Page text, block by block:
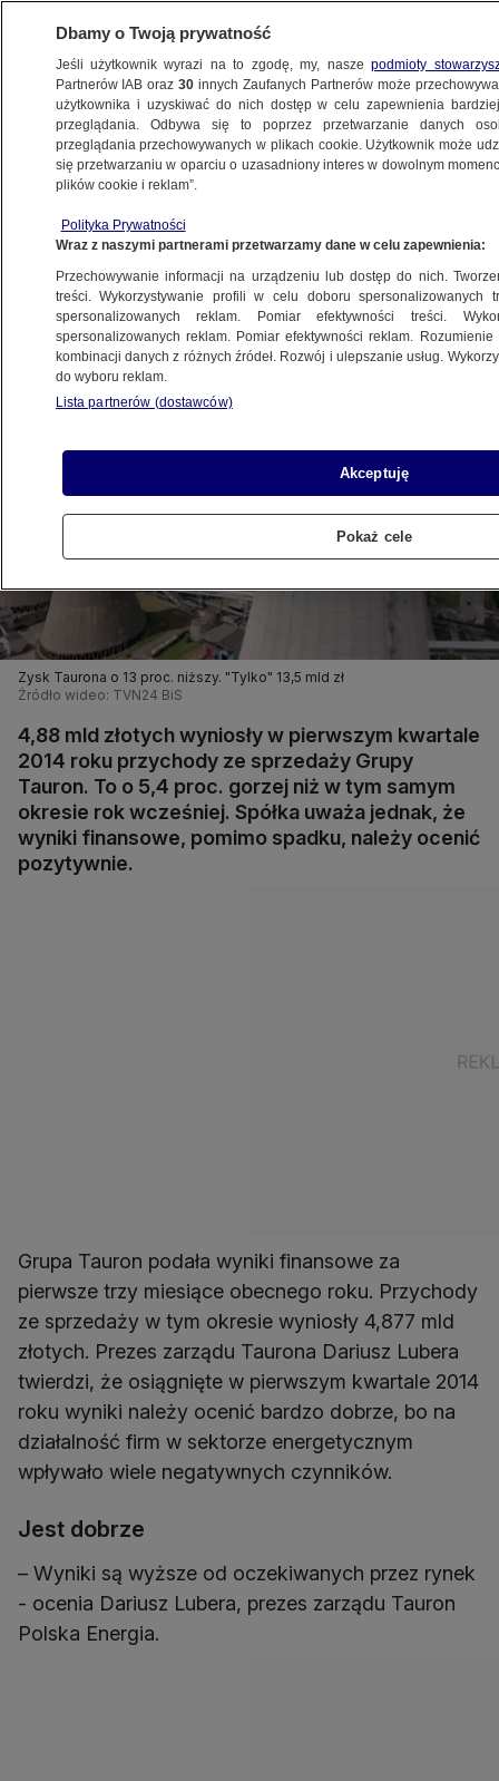
BIZNES
NAJNOWSZE
przychodu
14.05.2014, 08:44
Udostępnij
Zysk Taurona o 13 proc. niższy. "Tylko" 13,5 mld zł
Źródło wideo: TVN24 BiS
4,88 mld złotych wyniosły w pierwszym kwartale
2014 roku przychody ze sprzedaży Grupy
Tauron. To o 5,4 proc. gorzej niż w tym samym
okresie rok wcześniej. Spółka uważa jednak, że
wyniki finansowe, pomimo spadku, należy ocenić
pozytywnie.
Grupa Tauron podała wyniki finansowe za
pierwsze trzy miesiące obecnego roku. Przychody
ze sprzedaży w tym okresie wyniosły 4,877 mld
złotych. Prezes zarządu Taurona Dariusz Lubera
twierdzi, że osiągnięte w pierwszym kwartale 2014
roku wyniki należy ocenić bardzo dobrze, bo na
działalność firm w sektorze energetycznym
wpływało wiele negatywnych czynników.
Jest dobrze
– Wyniki są wyższe od oczekiwanych przez rynek
- ocenia Dariusz Lubera, prezes zarządu Tauron
Polska Energia.
Dbamy o Twoją prywatność
Jeśli użytkownik wyrazi na to zgodę, my, naszepodmioty
Partnerów IAB oraz30 innych Zaufanych Partnerów może
użytkownika i uzyskiwać do nich dostęp w celu zapewnienia
przeglądania. Odbywa się to poprzez przetwarzanie danych
przeglądania przechowywanych w plikach cookie. Użytkownik może
się przetwarzaniu w oparciu o uzasadniony interes w dowolnym
plików cookie i reklam”.
Polityka Prywatności
Wraz z naszymi partnerami przetwarzamy dane w celu zapewnienia:
Przechowywanie informacji na urządzeniu lub dostęp do nich.
treści. Wykorzystywanie profili w celu doboru spersonalizowanych
spersonalizowanych reklam. Pomiar efektywności treści.
spersonalizowanych reklam. Pomiar efektywności reklam.
kombinacji danych z różnych źródeł. Rozwój i ulepszanie usług.
do wyboru reklam.
Lista partnerów (dostawców)
Akceptuję
Pokaż cele